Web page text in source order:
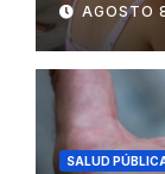
AGOSTO
SALUD